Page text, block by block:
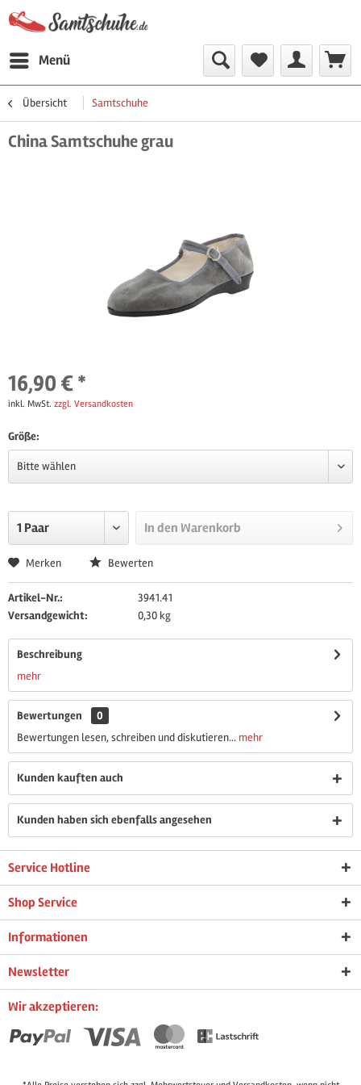
Menü
Übersicht Samtschuhe
China Samtschuhe grau
16,90 € *
inkl. MwSt. zzgl. Versandkosten
Größe:
In den Warenkorb
Merken Bewerten
Artikel-Nr.:
3941.41
Versandgewicht:
0,30 kg
Beschreibung
mehr
Bewertungen
0
Bewertungen lesen, schreiben und diskutieren... mehr
Kunden kauften auch
Kunden haben sich ebenfalls angesehen
Service Hotline
Shop Service
Informationen
Newsletter
Wir akzeptieren: